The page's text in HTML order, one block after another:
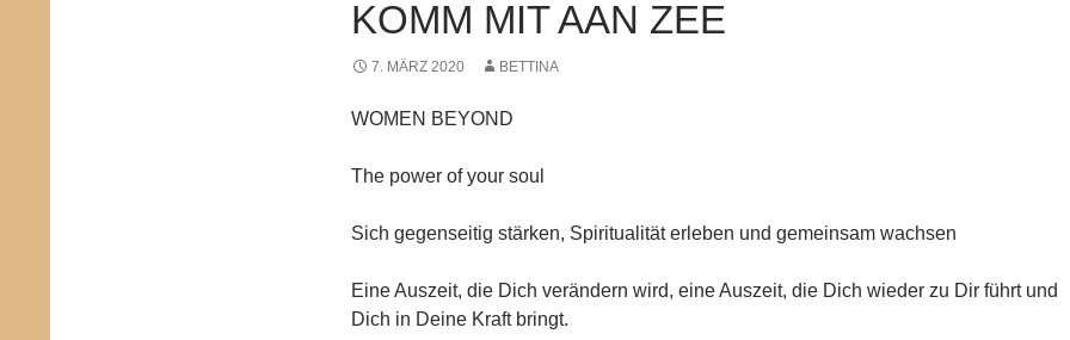
KOMM MIT AAN ZEE
7. MÄRZ 2020 BETTINA
WOMEN BEYOND
The power of your soul
Sich gegenseitig stärken, Spiritualität erleben und gemeinsam wachsen
Eine Auszeit, die Dich verändern wird, eine Auszeit, die Dich wieder zu Dir führt und
Dich in Deine Kraft bringt.